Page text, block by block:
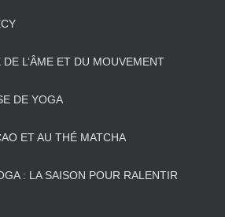
L’ÂME ET DU MOUVEMENT
DE YOGA
ET AU THÉ MATCHA
: LA SAISON POUR RALENTIR